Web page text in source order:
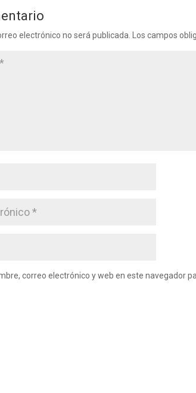
electrónico no será publicada. Los campos
correo electrónico y web en este navegador